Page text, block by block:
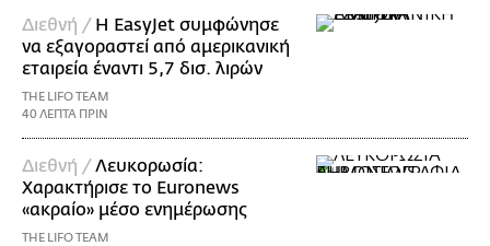
Διεθνή / Η EasyJet συμφώνησε
να εξαγοραστεί από αμερικανική
εταιρεία έναντι 5,7 δισ. λιρών
THE LIFO TEAM
40 ΛΕΠΤΑ ΠΡΙΝ
Διεθνή /Λευκορωσία:
Χαρακτήρισε το Euronews
«ακραίο» μέσο ενημέρωσης
THE LIFO TEAM